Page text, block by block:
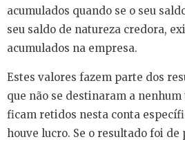
acumulados quando se o seu
seu saldo de natureza credora,
acumulados na empresa.
Estes valores fazem parte dos
que não se destinaram a
ficam retidos nesta conta
houve lucro. Se o resultado foi